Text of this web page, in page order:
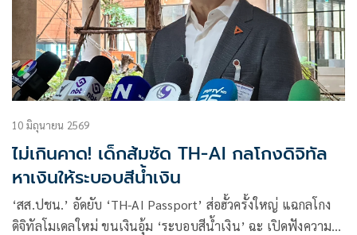
10 มิถุนายน 2569
ไม่เกินคาด! เด็กส้มซัด TH-AI กลโกงดิจิทัล
หาเงินให้ระบอบสีน้ำเงิน
‘สส.ปชน.’ อัดยับ ‘TH-AI Passport’ ส่อฮั้วครั้งใหญ่ แฉกลโกง
ดิจิทัลโมเดลใหม่ ขนเงินอุ้ม ‘ระบอบสีน้ำเงิน’ ฉะ เปิดฟังความ